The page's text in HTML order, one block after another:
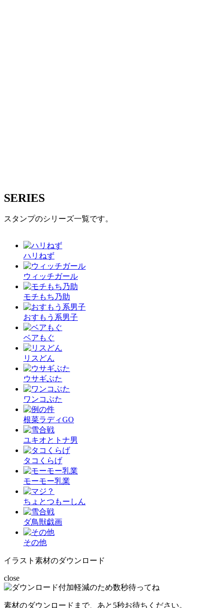
SERIES
スタンプのシリーズ一覧です。
ハリねず
ウィッチガール
モチもち乃助
おすもう系男子
ベアもぐ
リスどん
ウサギぶた
ワンコぶた
根菜ラディGO
ユキオとトナ男
タコくらげ
モーモー乳業
ちょとつもーしん
ダ鳥獣戯画
その他
イラスト素材のダウンロード
close
素材のダウンロードまで、あと 5秒お待ちください。